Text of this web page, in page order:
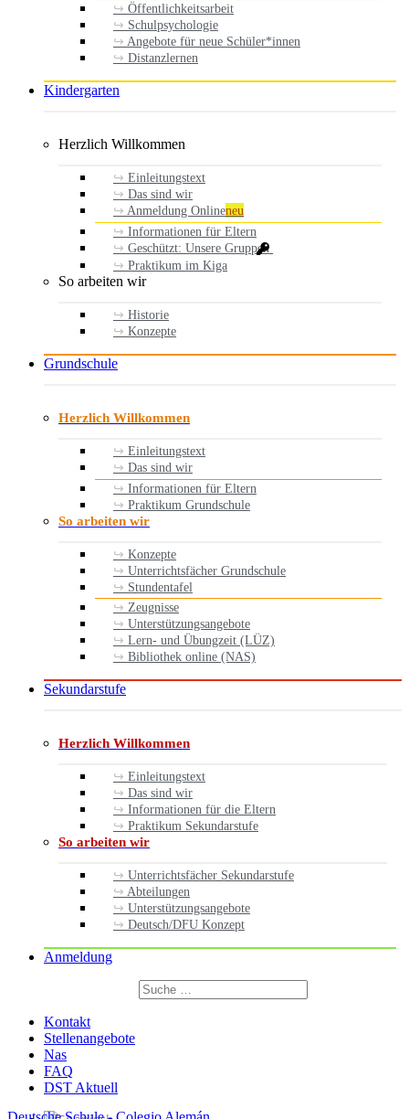
Öffentlichkeitsarbeit
Schulpsychologie
Angebote für neue Schüler*innen
Distanzlernen
Kindergarten
Herzlich Willkommen
Einleitungstext
Das sind wir
Anmeldung Onlineneu
Informationen für Eltern
Geschützt: Unsere Gruppen
Praktikum im Kiga
So arbeiten wir
Historie
Konzepte
Grundschule
Herzlich Willkommen
Einleitungstext
Das sind wir
Informationen für Eltern
Praktikum Grundschule
So arbeiten wir
Konzepte
Unterrichtsfächer Grundschule
Stundentafel
Zeugnisse
Unterstützungsangebote
Lern- und Übungzeit (LÜZ)
Bibliothek online (NAS)
Sekundarstufe
Herzlich Willkommen
Einleitungstext
Das sind wir
Informationen für die Eltern
Praktikum Sekundarstufe
So arbeiten wir
Unterrichtsfächer Sekundarstufe
Abteilungen
Unterstützungsangebote
Deutsch/DFU Konzept
Anmeldung
Suchen
nach:
Kontakt
Stellenangebote
Nas
FAQ
DST Aktuell